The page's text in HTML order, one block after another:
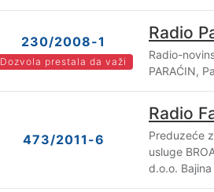
230/2008-1
Dozvola prestala da važi
Radio
Radio-
PARAĆIN,
473/2011-6
Radio
Preduzeće
usluge
d.o.o.